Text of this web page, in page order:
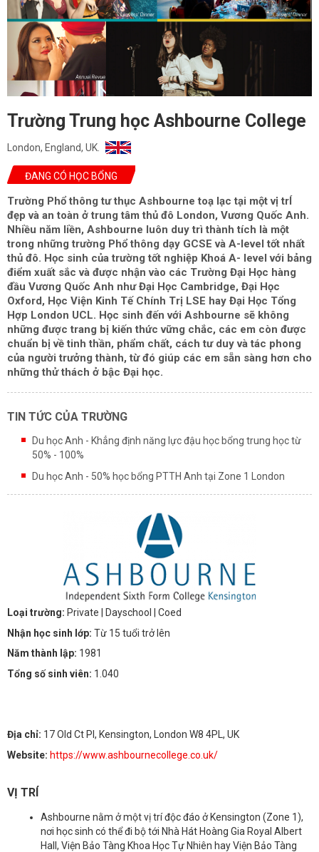
Trường Trung học Ashbourne College
London, England, UK.
ĐANG CÓ HỌC BỔNG
Trường Phổ thông tư thục Ashbourne toạ lạc tại một vị trÍ
đẹp và an toàn ở trung tâm thủ đô London, Vương Quốc Anh.
Nhiều năm liền, Ashbourne luôn duy trì thành tích là một
trong những trường Phổ thông dạy GCSE và A-level tốt nhất
thủ đô. Học sinh của trường tốt nghiệp Khoá A- level với bảng
điểm xuất sắc và được nhận vào các Trường Đại Học hàng
đầu Vương Quốc Anh như Đại Học Cambridge, Đại Học
Oxford, Học Viện Kinh Tế Chính Trị LSE hay Đại Học Tổng
Hợp London UCL. Học sinh đến với Ashbourne sẽ không
những được trang bị kiến thức vững chắc, các em còn được
chuẩn bị về tinh thần, phẩm chất, cách tư duy và tác phong
của người trưởng thành, từ đó giúp các em sẵn sàng hơn cho
những thử thách ở bậc Đại học.
TIN TỨC CỦA TRƯỜNG
Du học Anh - Khẳng định năng lực đậu học bổng trung học từ
50% - 100%
Du học Anh - 50% học bổng PTTH Anh tại Zone 1 London
Loại trường: Private | Dayschool
| Coed
Nhận học sinh lớp: Từ 15 tuổi trở lên
Năm thành lập: 1981
Tổng số sinh viên: 1.040
Địa chỉ: 17 Old Ct Pl, Kensington, London W8 4PL, UK
Website: https://www.ashbournecollege.co.uk/
VỊ TRÍ
Ashbourne nằm ở một vị trí độc đáo ở Kensington (Zone 1),
nơi học sinh có thể đi bộ tới Nhà Hát Hoàng Gia Royal Albert
Hall, Viện Bảo Tàng Khoa Học Tự Nhiên hay Viện Bảo Tàng